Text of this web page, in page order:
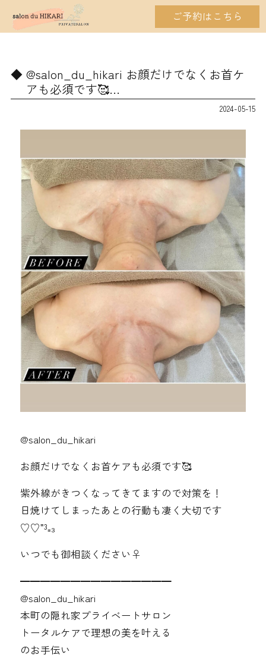
ご予約はこちら
@salon_du_hikari お顔だけでなくお首ケ
アも必須です🥰…
2024-05-15
@salon_du_hikari
お顔だけでなくお首ケアも必須です🥰
紫外線がきつくなってきてますので対策を！
日焼けてしまったあとの行動も凄く大切です
♡♡⁼³₌₃
いつでも御相談ください‍♀️
━━━━━━━━━━━━━━━
@salon_du_hikari
本町の隠れ家プライベートサロン
トータルケアで理想の美を叶える
のお手伝い